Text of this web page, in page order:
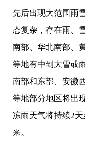
先后出现大范围雨
态复杂，存在雨、
南部、华北南部、
等地有中到大雪或
南部和东部、安徽
等地部分地区将出
冻雨天气将持续2
米。